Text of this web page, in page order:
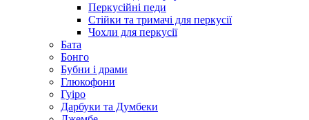
Перкусійні педи
Стійки та тримачі для перкусії
Чохли для перкусії
Бата
Бонго
Бубни і драми
Глюкофони
Гуіро
Дарбуки та Думбеки